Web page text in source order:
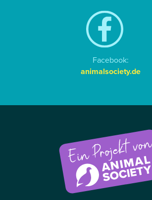
Facebook:
animalsociety.de